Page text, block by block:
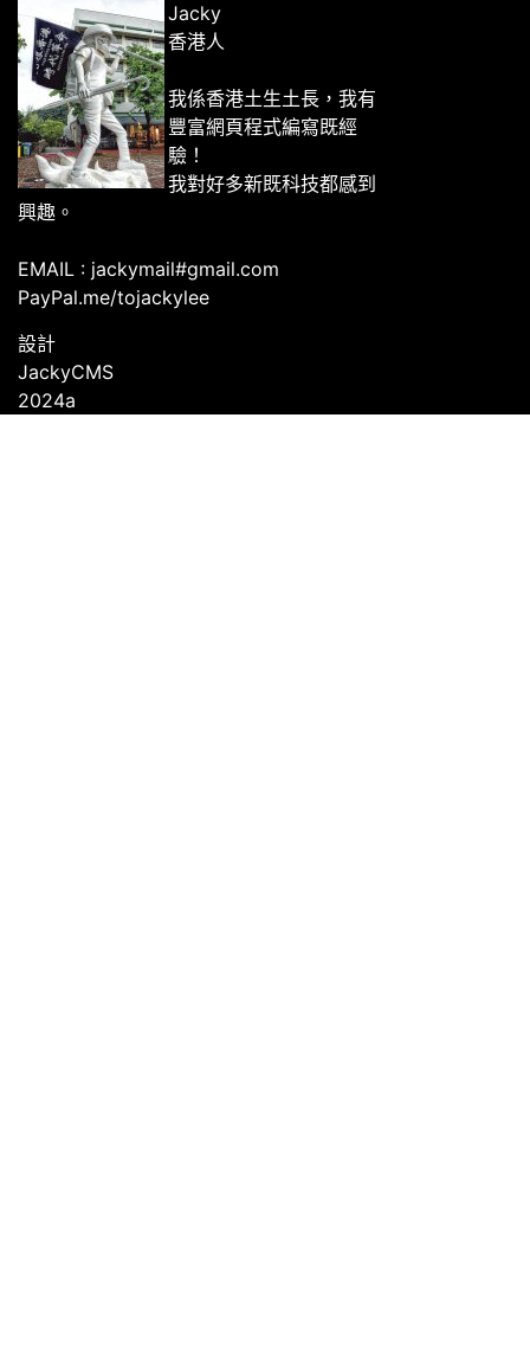
Jacky
香港人
我係香港土生土長，我有
豐富網頁程式編寫既經
驗！
我對好多新既科技都感到
興趣。
EMAIL : jackymail#gmail.com
PayPal.me/tojackylee
設計
JackyCMS
2024a